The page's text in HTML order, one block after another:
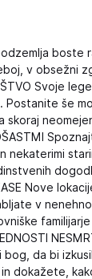
v obsežni
Svoje
še
nekaterimi
Nove
v
da bi
dokažete,